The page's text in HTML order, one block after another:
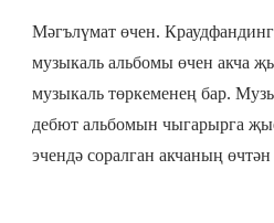
Мәгълүмат өчен.
музыкаль альбомы өчен акча
музыкаль төркеменең бар.
дебют альбомын чыгарырга
эчендә соралган акчаның